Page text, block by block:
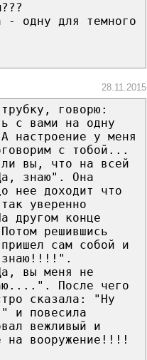
- одну для темного
28.11.2015
говорю:
с вами на одну
настроение у меня
с тобой...
ли вы, что на всей
знаю". Она
нее доходит что
уверенно
другом конце
решившись
сам собой и
знаю!!!!".
вы меня не
После чего
сказала: "Ну
и повесила
вежливый и
на вооружение!!!!